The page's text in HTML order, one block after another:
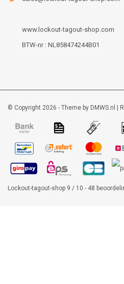
www.lockout-tagout-shop.com
BTW-nr : NL858474244B01
© Copyright 2026 - Theme by DMWS.nl
Lockout-tagout-shop 9 / 10 - 48